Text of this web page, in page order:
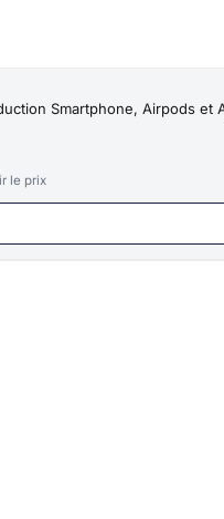
Smartphone, Airpods et
le prix